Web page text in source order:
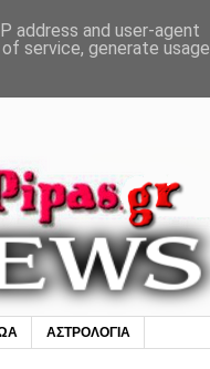
ΑΣΤΡΟΛΟΓΙΑ
address and user-agent
service, generate usage